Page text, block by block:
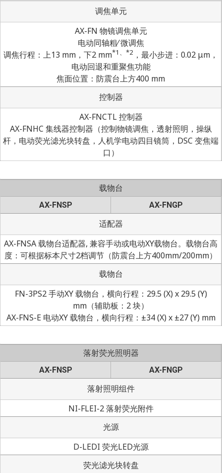
调焦单元
AX-FN 物镜调焦单元
电动同轴粗⁄ 微调焦
调焦行程：上13 mm，下2 mm*1、*2 ，最小步进：0.02 μm，
电动回退和重聚焦功能
焦面位置：防震台上方400 mm
控制器
AX-FNCTL 控制器
AX-FNHC 集线器控制器（控制物镜调焦，透射照明，操纵
杆，电动荧光滤光块转盘，人机学电动四目镜筒，DSC 变焦端
口）
载物台
AX-FNSP
AX-FNGP
适配器
AX-FNSA 载物台适配器, 兼容手动或电动XY载物台。载物台高
度：可根据标本尺寸2档调节（防震台上方400mm/200mm）
载物台
FN-3PS2 手动XY 载物台，横向行程：29.5 (X) x 29.5 (Y)
mm（辅助板：2 块）
AX-FNS-E 电动XY 载物台，横向行程：±34 (X) x ±27 (Y) mm
落射荧光照明器
AX-FNSP
AX-FNGP
落射照明组件
NI-FLEI-2 落射荧光附件
光源
D-LEDI 荧光LED光源
荧光滤光块转盘